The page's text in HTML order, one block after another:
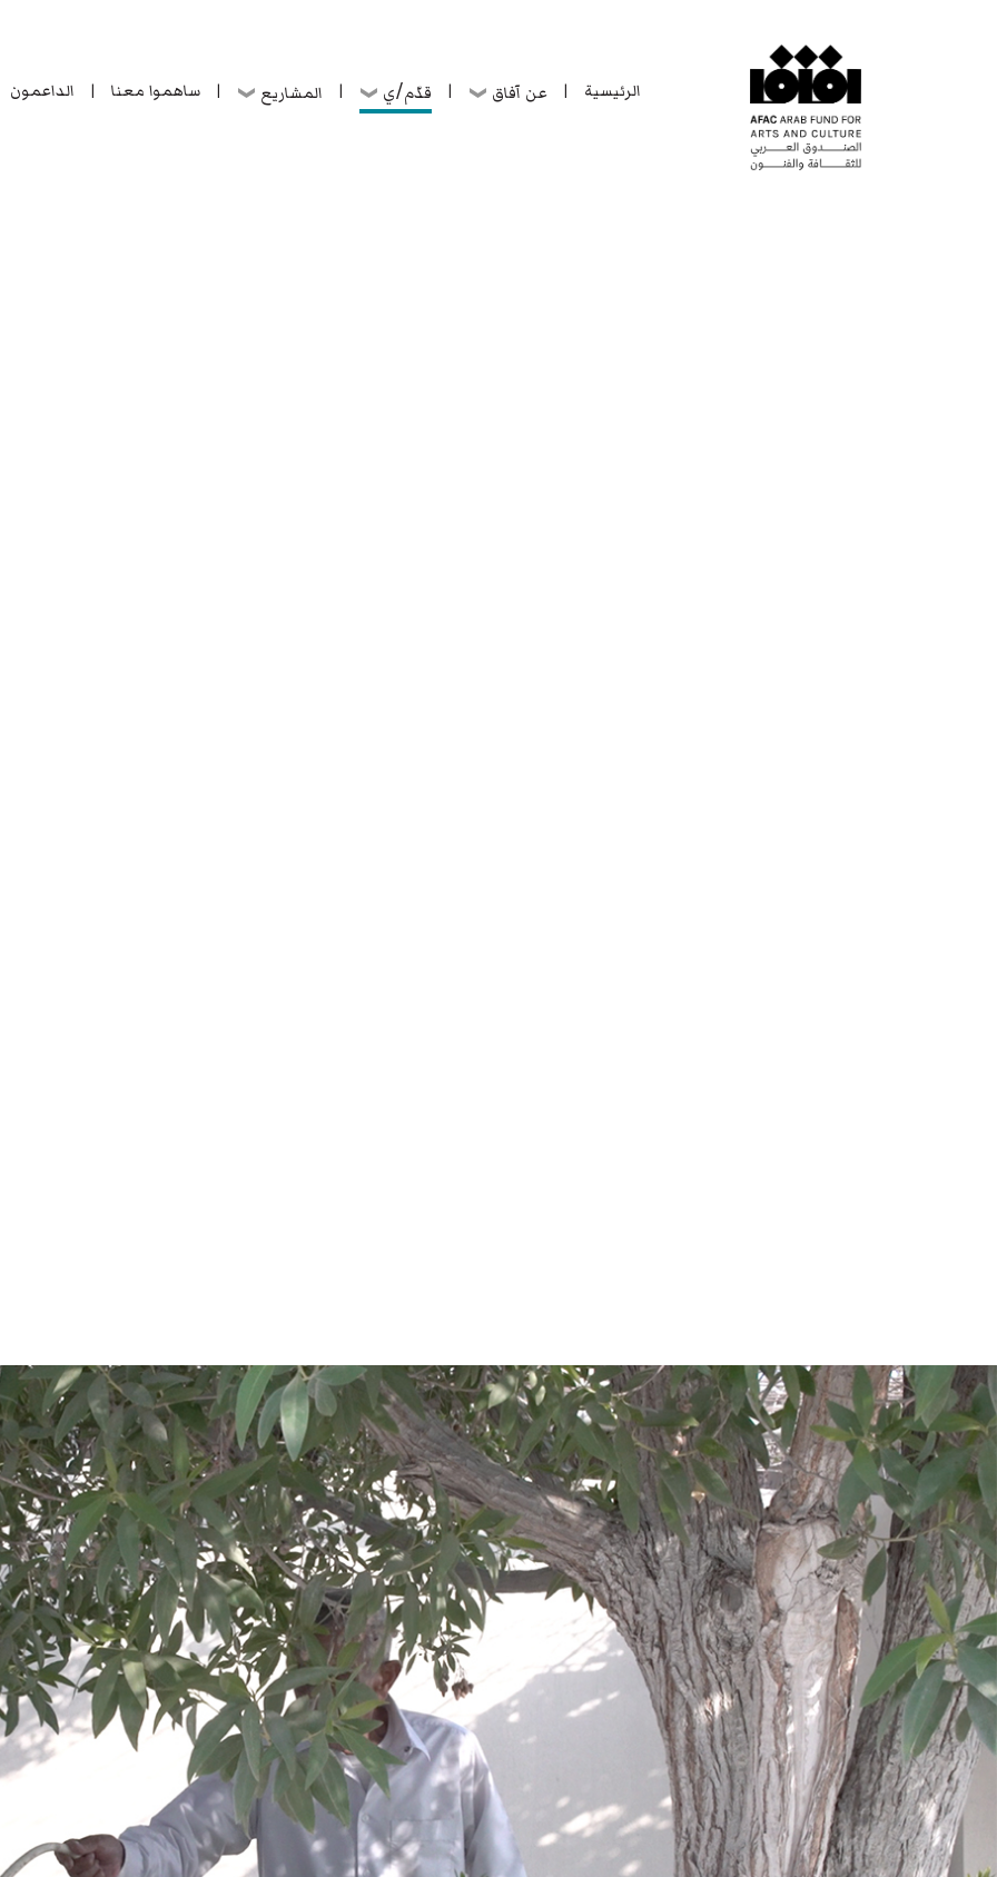
الرئيسية | عن آفاق | قدّم/ي | المشاريع | ساهموا معنا | الداعمون